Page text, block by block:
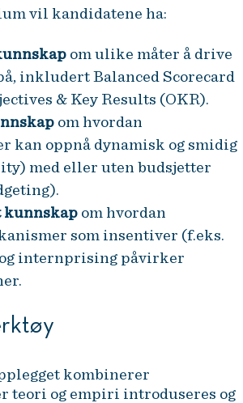
vil kandidatene ha:
om ulike måter å drive
inkludert Balanced Scorecard
& Key Results (OKR).
om hvordan
kan oppnå dynamisk og smidig
med eller uten budsjetter
kunnskap om hvordan
som insentiver (f.eks.
internprising påvirker
kombinerer
teori og empiri introduseres og